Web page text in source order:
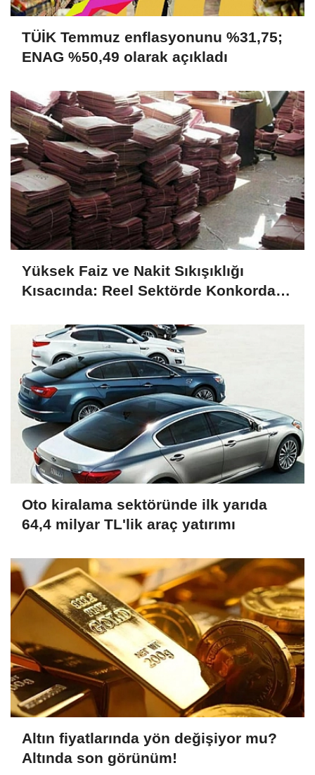
TÜİK Temmuz enflasyonunu %31,75;
ENAG %50,49 olarak açıkladı
Yüksek Faiz ve Nakit Sıkışıklığı
Kısacında: Reel Sektörde Konkordato
Oto kiralama sektöründe ilk yarıda
64,4 milyar TL'lik araç yatırımı
Altın fiyatlarında yön değişiyor mu?
Altında son görünüm!